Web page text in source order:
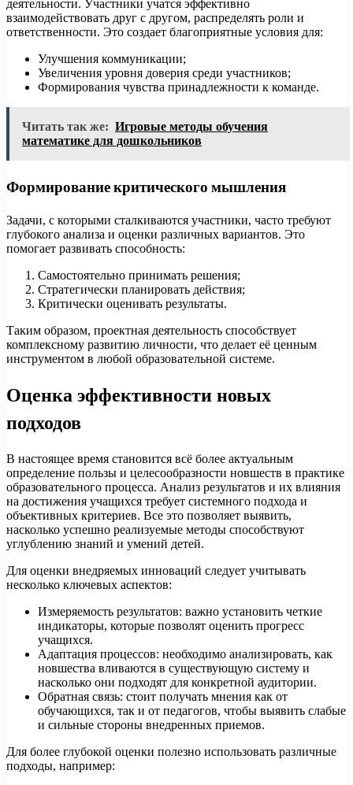
деятельности. Участники учатся эффективно
взаимодействовать друг с другом, распределять роли и
ответственности. Это создает благоприятные условия для:
Улучшения коммуникации;
Увеличения уровня доверия среди участников;
Формирования чувства принадлежности к команде.
Читать так же: Игровые методы обучения
математике для дошкольников
Формирование критического мышления
Задачи, с которыми сталкиваются участники, часто требуют
глубокого анализа и оценки различных вариантов. Это
помогает развивать способность:
Самостоятельно принимать решения;
Стратегически планировать действия;
Критически оценивать результаты.
Таким образом, проектная деятельность способствует
комплексному развитию личности, что делает её ценным
инструментом в любой образовательной системе.
Оценка эффективности новых
подходов
В настоящее время становится всё более актуальным
определение пользы и целесообразности новшеств в практике
образовательного процесса. Анализ результатов и их влияния
на достижения учащихся требует системного подхода и
объективных критериев. Все это позволяет выявить,
насколько успешно реализуемые методы способствуют
углублению знаний и умений детей.
Для оценки внедряемых инноваций следует учитывать
несколько ключевых аспектов:
Измеряемость результатов: важно установить четкие
индикаторы, которые позволят оценить прогресс
учащихся.
Адаптация процессов: необходимо анализировать, как
новшества вливаются в существующую систему и
насколько они подходят для конкретной аудитории.
Обратная связь: стоит получать мнения как от
обучающихся, так и от педагогов, чтобы выявить слабые
и сильные стороны внедренных приемов.
Для более глубокой оценки полезно использовать различные
подходы, например: